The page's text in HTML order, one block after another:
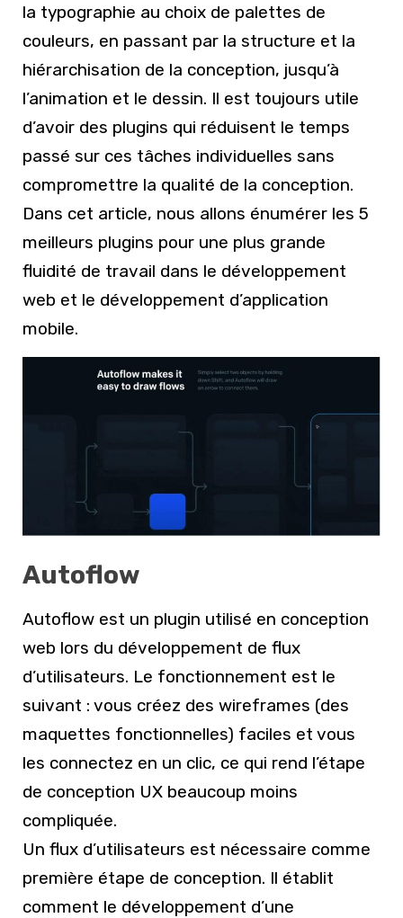
la typographie au choix de palettes de
couleurs, en passant par la structure et la
hiérarchisation de la conception, jusqu’à
l’animation et le dessin. Il est toujours utile
d’avoir des plugins qui réduisent le temps
passé sur ces tâches individuelles sans
compromettre la qualité de la conception.
Dans cet article, nous allons énumérer les 5
meilleurs plugins pour une plus grande
fluidité de travail dans le développement
web et le développement d’application
mobile.
Autoflow
Autoflow est un plugin utilisé en conception
web lors du développement de flux
d’utilisateurs. Le fonctionnement est le
suivant : vous créez des wireframes (des
maquettes fonctionnelles) faciles et vous
les connectez en un clic, ce qui rend l’étape
de conception UX beaucoup moins
compliquée.
Un flux d’utilisateurs est nécessaire comme
première étape de conception. Il établit
comment le développement d’une